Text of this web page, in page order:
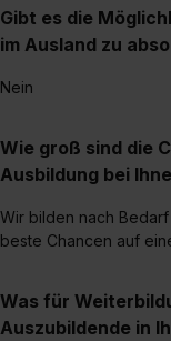
Gibt es die
im Ausland zu
Nein
Wie groß sind die
Ausbildung bei
Wir bilden nach
beste Chancen auf
Was für
Auszubildende in